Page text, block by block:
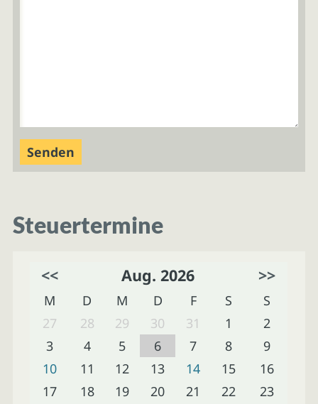
Steuertermine
<< Aug. 2026 >>
M D M D F S
S
27
28 29 30 31 1
2
3
4 5 6 7 8
9
10
11 12 13 14 15
16
17
18 19 20 21 22
23